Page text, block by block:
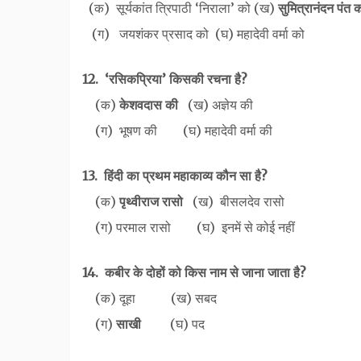
(क) सूर्यकांत त्रिपाठी ‘निराला’ को (ख)सुमित्रानंदन पंत
(ग) जयशंकर प्रसाद को (घ) महादेवी वर्मा को
12. ‘रसिकप्रिया’ किसकी रचना है?
(क)केशवदास की(ख) अज्ञेय की
(ग) भूषण की (घ) महादेवी वर्मा की
13. हिंदी का प्रथम महाकाव्य कौन सा है?
(क)पृथ्वीराज रासो(ख) बीसलदेव रासो
(ग) परमाल रासो (घ) इनमें से कोई नहीं
14. कबीर के दोहों को किस नाम से जाना जाता है?
(क) दूहा (ख) सबद
(ग)साखी(घ) पद